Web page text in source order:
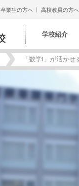
卒業生の方へ 高校教員の方へ
学校紹介
「数学Ⅰ」が活か